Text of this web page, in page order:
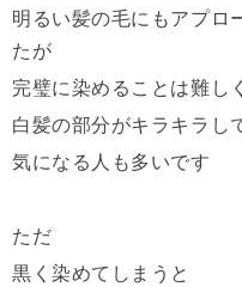
明るい髪の毛にもアプロ
たが
完璧に染めることは難しく
白髪の部分がキラキラし
気になる人も多いです
ただ
黒く染めてしまうと